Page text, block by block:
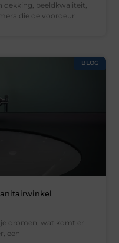
dekking, beeldkwaliteit,
die de voordeur
BLOG
dromen, wat komt er
een